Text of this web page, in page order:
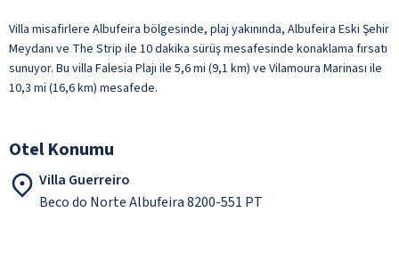
Villa misafirlere Albufeira bölgesinde, plaj yakınında, Albufeira Eski Şehir
Meydanı ve The Strip ile 10 dakika sürüş mesafesinde konaklama fırsatı
sunuyor. Bu villa Falesia Plajı ile 5,6 mi (9,1 km) ve Vilamoura Marinası ile
10,3 mi (16,6 km) mesafede.
Otel Konumu
Villa Guerreiro
Beco do Norte Albufeira 8200-551 PT